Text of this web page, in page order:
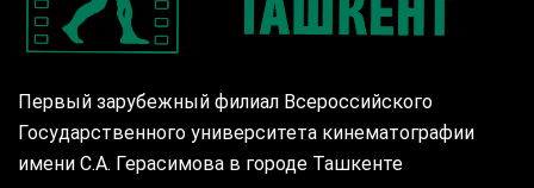
Первый зарубежный филиал Всероссийского
Государственного университета кинематографии
имени С.А. Герасимова в городе Ташкенте